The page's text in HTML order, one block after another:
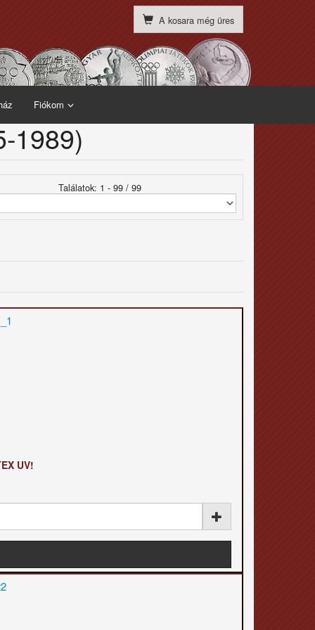
A kosara még üres
Fiókom
1989)
Találatok: 1 - 99 / 99
UV!